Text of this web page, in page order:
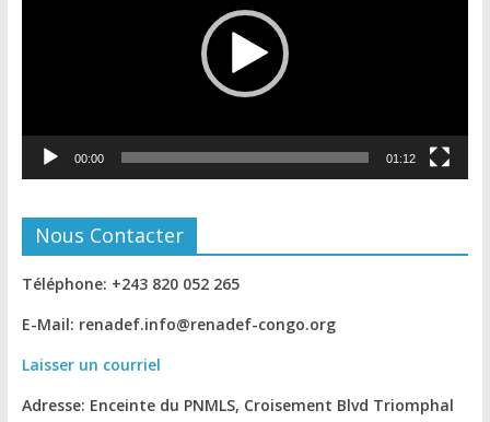
00:00 01:12
Nous Contacter
Téléphone: +243 820 052 265
E-Mail: renadef.info@renadef-congo.org
Laisser un courriel
Adresse: Enceinte du PNMLS, Croisement Blvd Triomphal